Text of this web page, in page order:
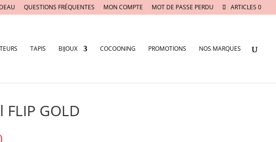
QUESTIONS FRÉQUENTES MON COMPTE MOT DE PASSE PERDU ARTICLES 0
TAPIS BIJOUX COCOONING PROMOTIONS NOS MARQUES
FLIP GOLD